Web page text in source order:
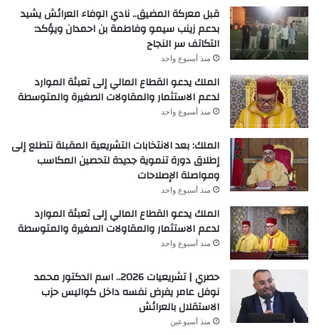
قبل معركة المضيق.. نادي الوفاء العرائش يشيد
بدعم زينب سيمو وفاطمة بن احمدان ويؤكد:
التكاتف سر النجاح
منذ أسبوع واحد
الملك يدعو القطاع المالي إلى تعبئة الموارد
لدعم الاستثمار والمقاولات الصغيرة والمتوسطة
منذ أسبوع واحد
الملك: بعد الانتخابات التشريعية المقبلة نتطلع إلى
إطلاق دورة تنموية جديدة لتحصين المكاسب
ومواصلة الإصلاحات
منذ أسبوع واحد
الملك يدعو القطاع المالي إلى تعبئة الموارد
لدعم الاستثمار والمقاولات الصغيرة والمتوسطة
منذ أسبوع واحد
حصري | تشريعيات 2026.. اسم الدكتور محمد
نوفل عامر يفرض نفسه داخل كواليس حزب
الاستقلال بالعرائش
منذ أسبوعين